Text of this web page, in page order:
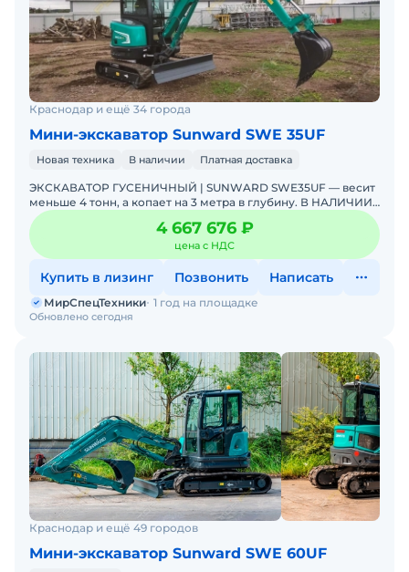
Краснодар и ещё 34 города
Мини-экскаватор Sunward SWE 35UF
Новая техника В наличии Платная доставка
ЭКСКАВАТОР ГУСЕНИЧНЫЙ | SUNWARD SWE35UF — весит
меньше 4 тонн, а копает на 3 метра в глубину. В НАЛИЧИИ.
Можно в ЛИЗИНГ. Цена С НДС.Основные параметры:- Р
4 667 676 ₽
цена с НДС
Купить в лизинг Позвонить Написать
Обновлено сегодня
МирСпецТехники 1 год на площадке
Краснодар и ещё 49 городов
Мини-экскаватор Sunward SWE 60UF